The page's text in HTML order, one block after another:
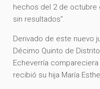
hechos del 2 de octubre
sin resultados”.
Derivado de este nuevo
Décimo Quinto de
Echeverría
recibió su hija María